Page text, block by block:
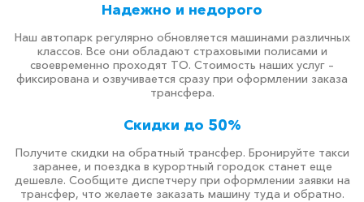
Надежно и недорого
Наш автопарк регулярно обновляется машинами различных
классов. Все они обладают страховыми полисами и
своевременно проходят ТО. Стоимость наших услуг –
фиксирована и озвучивается сразу при оформлении заказа
трансфера.
Скидки до 50%
Получите скидки на обратный трансфер. Бронируйте такси
заранее, и поездка в курортный городок станет еще
дешевле. Сообщите диспетчеру при оформлении заявки на
трансфер, что желаете заказать машину туда и обратно.